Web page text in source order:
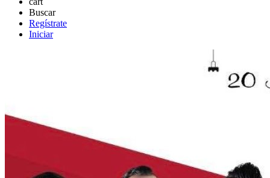
Buscar
Regístrate
Iniciar